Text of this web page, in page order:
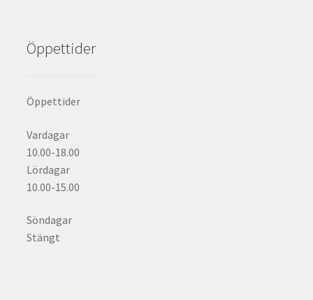
Öppettider
Öppettider
Vardagar
10.00-18.00
Lördagar
10.00-15.00
Söndagar
Stängt